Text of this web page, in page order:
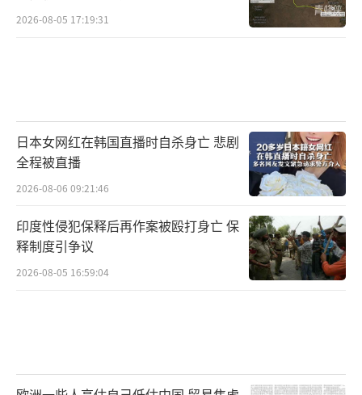
2026-08-05 17:19:31
日本女网红在韩国直播时自杀身亡 悲剧
全程被直播
2026-08-06 09:21:46
印度性侵犯保释后再作案被殴打身亡 保
释制度引争议
2026-08-05 16:59:04